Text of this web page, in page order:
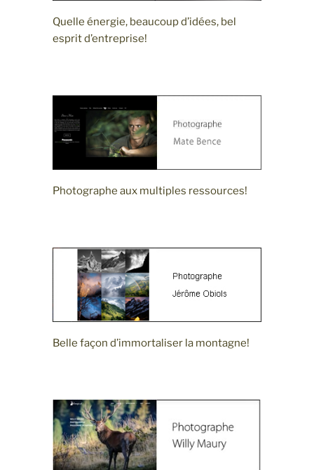
Quelle énergie, beaucoup d’idées, bel
esprit d’entreprise!
Photographe aux multiples ressources!
Belle façon d’immortaliser la montagne!